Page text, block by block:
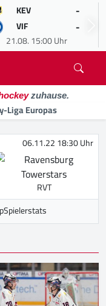
KEV -
VIF -
21.08. 15:00 Uhr
zuhause.
Liga Europas
06.11.22 18:30 Uhr
RVT
Spielerstats